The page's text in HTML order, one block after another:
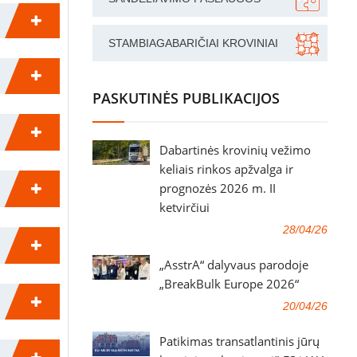
STAMBIAGABARIČIAI KROVINIAI
PASKUTINĖS PUBLIKACIJOS
Dabartinės krovinių vežimo
keliais rinkos apžvalga ir
prognozės 2026 m. II
ketvirčiui
28/04/26
„AsstrA“ dalyvaus parodoje
„BreakBulk Europe 2026“
20/04/26
Patikimas transatlantinis jūrų